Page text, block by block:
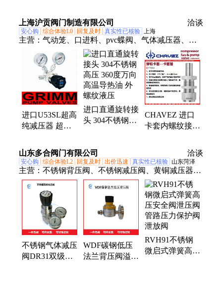
上海沪贡阀门制造有限公司 洽谈
安心购 综合体验L0 回复及时 真实性已核验 上海
主营： 气动笼、口进料、pvc蝶阀、气体减压器、冷
凝泵、超高压、模温机、渣浆泵、屏蔽泵、背压阀、
平衡阀、排污泵、塑料泵、搅拌机、隔膜阀、top托
普、疏水阀、节流阀、气动阀、化工泵、法兰角、手
动刀、卡套角、pbg屏蔽、泄压阀、疏水器
进口U53SL超高
纯减压器 超高
非焊接膜片 硬
密封调压
进口直通旋转接
头 304不锈钢高
纹液压
CHAVEZ 进口
卡套内螺纹接头
内接变径对丝快
插终端
山东多合阀门有限公司 洽谈
安心购 综合体验L2 回复及时 出价迅速 真实性已核验 山东菏泽
主营： 不锈钢背压阀、不锈钢减压阀、黄铜减压器、
气体减压阀、安全阀、脉冲阻尼器、流量标定柱、电
动背压阀、气控背压阀、膜片阀、电动减压阀
不锈钢气体减压
阀DR31双级减
WDF碳钢低压
法兰背压阀溢流
RVH91不锈钢
微启式弹簧高压